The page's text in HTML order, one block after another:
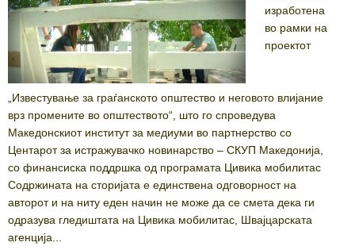
изработена
во рамки на
проектот
„Известување за граѓанското општество и неговото влијание
врз промените во општеството“, што го спроведува
Македонскиот институт за медиуми во партнерство со
Центарот за истражувачко новинарство – СКУП Македонија,
со финансиска поддршка од програмата Цивика мобилитас
Содржината на сторијата е единствена одговорност на
авторот и на ниту еден начин не може да се смета дека ги
одразува гледиштата на Цивика мобилитас, Швајцарската
агенција...